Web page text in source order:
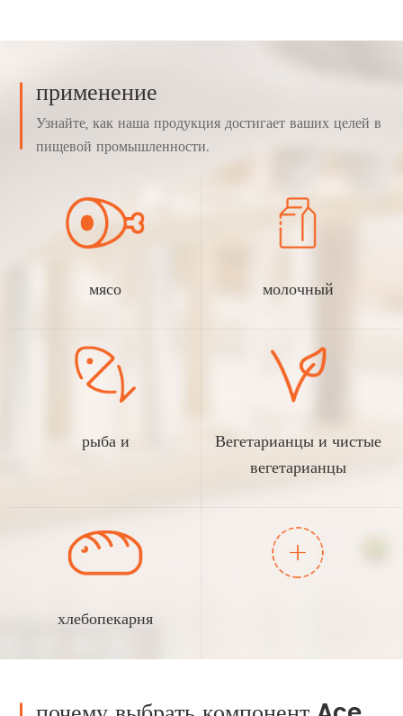
применение
Узнайте, как наша продукция достигает ваших целей в
пищевой промышленности.
мясо молочный
рыба и
Вегетарианцы и чистые
вегетарианцы
хлебопекарня